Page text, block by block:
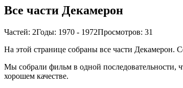
Все части Декамерон
Частей: 2Годы: 1970 - 1972Просмотров: 31
На этой странице собраны все части Декамерон.
Мы собрали фильм в одной последовательности,
хорошем качестве.